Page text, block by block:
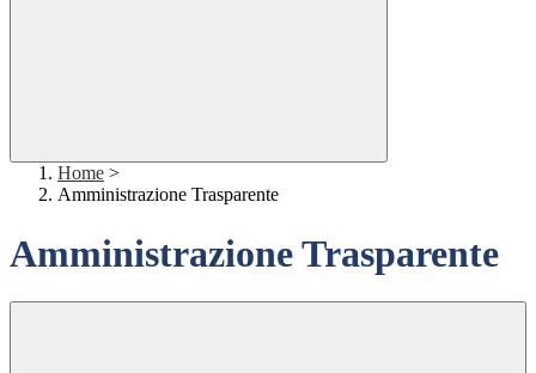
Home >
Amministrazione Trasparente
Amministrazione Trasparente